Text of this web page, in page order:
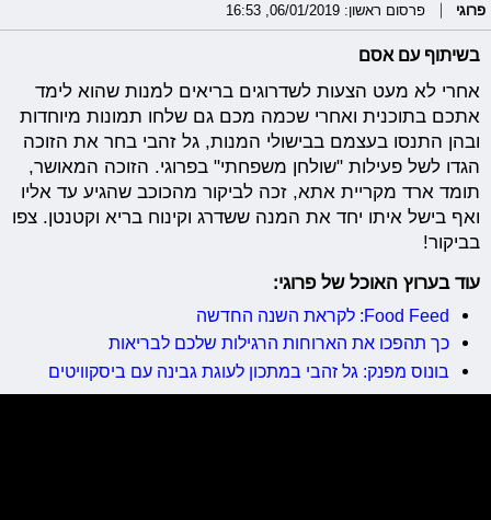
פרוגי פרסום ראשון: 06/01/2019, 16:53
בשיתוף עם אסם
אחרי לא מעט הצעות לשדרוגים בריאים למנות שהוא לימד
אתכם בתוכנית ואחרי שכמה מכם גם שלחו תמונות מיוחדות
ובהן התנסו בעצמם בבישולי המנות, גל זהבי בחר את הזוכה
הגדו לשל פעילות "שולחן משפחתי" בפרוגי. הזוכה המאושר,
תומד ארד מקריית אתא, זכה לביקור מהכוכב שהגיע עד אליו
ואף בישל איתו יחד את המנה ששדרג וקינוח בריא וקטנטן. צפו
בביקור!
עוד בערוץ האוכל של פרוגי:
Food Feed: לקראת השנה החדשה
כך תהפכו את הארוחות הרגילות שלכם לבריאות
בונוס מפנק: גל זהבי במתכון לעוגת גבינה עם ביסקוויטים